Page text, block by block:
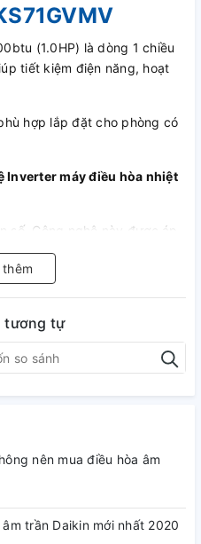
(1.0HP) là dòng 1 chiều
tiết kiệm điện năng, hoạt
hợp lắp đặt cho phòng có
Inverter máy điều hòa nhiệt
số. Công nghệ này được áp
khiển điện áp, cường độ
inverter
làm lạnh cố định và chỉ có
bằng cách chạy hay dừng
khí Inverter tiết kiệm
với các máy điều hòa không
độ phòng lạnh lên rất
thêm
tương tự
nên mua điều hòa âm
trần Daikin mới nhất 2020